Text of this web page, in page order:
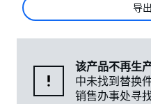
导
该产品不再生产
中未找到替换
销售办事处寻